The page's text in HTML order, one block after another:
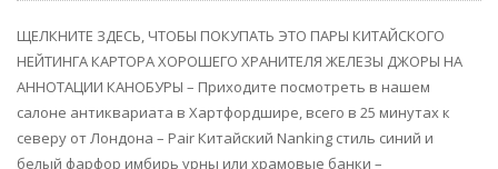
ЩЕЛКНИТЕ ЗДЕСЬ, ЧТОБЫ ПОКУПАТЬ ЭТО ПАРЫ КИТАЙСКОГО
НЕЙТИНГА КАРТОРА ХОРОШЕГО ХРАНИТЕЛЯ ЖЕЛЕЗЫ ДЖОРЫ НА
АННОТАЦИИ КАНОБУРЫ – Приходите посмотреть в нашем
салоне антиквариата в Хартфордшире, всего в 25 минутах к
северу от Лондона – Pair Китайский Nanking стиль синий и
белый фарфор имбирь урны или храмовые банки –